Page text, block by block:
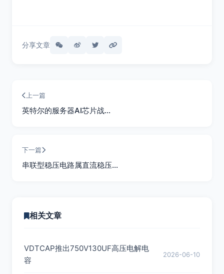
分享文章
上一篇
英特尔的服务器AI芯片战…
下一篇
串联型稳压电路属直流稳压…
相关文章
VDTCAP推出750V130UF高压电解电
容
2026-06-10